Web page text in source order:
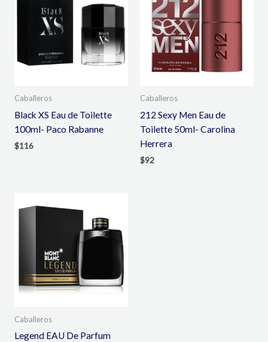
Caballeros
Black XS Eau de Toilette
100ml- Paco Rabanne
$116
Caballeros
212 Sexy Men Eau de
Toilette 50ml- Carolina
Herrera
$92
Caballeros
Legend EAU De Parfum